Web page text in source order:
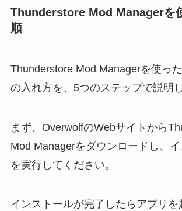
Thunderstore Mod Managerを
順
Thunderstore Mod Managerを使っ
の入れ方を、5つのステップで説明し
まず、OverwolfのWebサイトから
Mod Managerをダウンロードし、
を実行してください。
インストールが完了したらアプリを